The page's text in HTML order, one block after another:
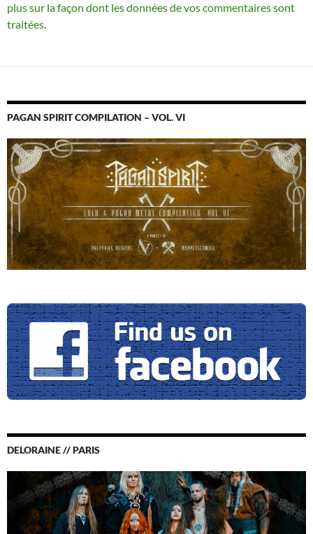
plus sur la façon dont les données de vos commentaires sont
traitées.
PAGAN SPIRIT COMPILATION – VOL. VI
DELORAINE // PARIS